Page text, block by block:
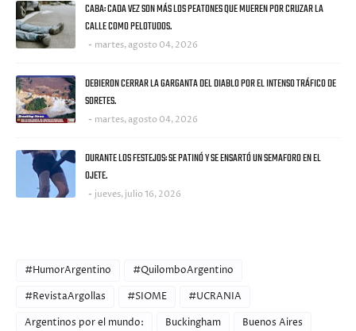
CABA: CADA VEZ SON MÁS LOS PEATONES QUE MUEREN POR CRUZAR LA
CALLE COMO PELOTUDOS.
martes, agosto 04, 2026
DEBIERON CERRAR LA GARGANTA DEL DIABLO POR EL INTENSO TRÁFICO DE
SORETES.
martes, agosto 04, 2026
DURANTE LOS FESTEJOS: SE PATINÓ Y SE ENSARTÓ UN SEMAFORO EN EL
OJETE.
jueves, julio 16, 2026
#HumorArgentino
#QuilomboArgentino
#RevistaArgollas
#SIOME
#UCRANIA
Argentinos por el mundo:
Buckingham
Buenos Aires